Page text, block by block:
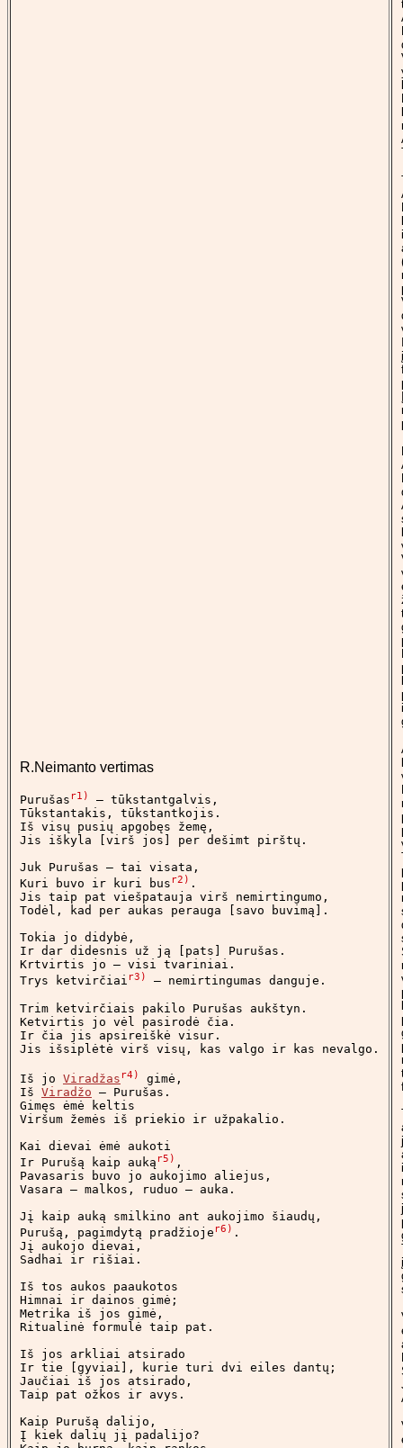
R.Neimanto vertimas
Purušas r1)
– tūkstantgalvis,
Tūkstantakis, tūkstantkojis.
Iš visų pusių apgobęs žemę,
Jis iškyla [virš jos] per dešimt pirštų.
Juk Purušas – tai visata,
Kuri buvo ir kuri bus r2) .
Jis taip pat viešpatauja virš nemirtingumo,
Todėl, kad per aukas perauga [savo buvimą].
Tokia jo didybė,
Ir dar didesnis už ją [pats] Purušas.
Krtvirtis jo – visi tvariniai.
Trys ketvirčiai r3)
– nemirtingumas danguje.
Trim ketvirčiais pakilo Purušas aukštyn.
Ketvirtis jo vėl pasirodė čia.
Ir čia jis apsireiškė visur.
Jis išsiplėtė virš visų, kas valgo ir kas nevalgo.
Iš jo Viradžas r4)
gimė,
Iš Viradžo – Purušas.
Gimęs ėmė keltis
Viršum žemės iš priekio ir užpakalio.
Kai dievai ėmė aukoti
Ir Purušą kaip auką r5) ,
Pavasaris buvo jo aukojimo aliejus,
Vasara – malkos, ruduo – auka.
Jį kaip auką smilkino ant aukojimo šiaudų,
Purušą, pagimdytą pradžioje r6) .
Jį aukojo dievai,
Sadhai ir rišiai.
Iš tos aukos paaukotos
Himnai ir dainos gimė;
Metrika iš jos gimė,
Ritualinė formulė taip pat.
Iš jos arkliai atsirado
Ir tie [gyviai], kurie turi dvi eiles dantų;
Jaučiai iš jos atsirado,
Taip pat ožkos ir avys.
Kaip Purušą dalijo,
Į kiek dalių jį padalijo?